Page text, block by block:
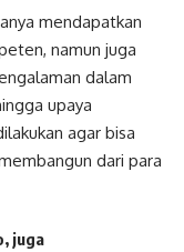
mendapatkan
namun juga
dalam
upaya
agar bisa
dari para
juga